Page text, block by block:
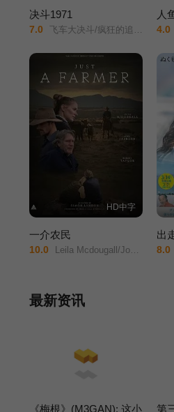
决斗1971
7.0 飞车大决斗/疯狂的追逐/追杀/飞车杀机/飞轮喋血/疯狂的决斗/
人
4.0
HD中字
一介农民
10.0 Leila Mcdougall/Joel Jackson/Robert Taylor/
出
8.0
最新资讯
《梅根》(M3GAN): 这小 第